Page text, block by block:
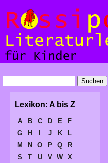
Lexikon: A bis Z
A B C D E
F
G
H J K
L
M
N O P Q
R
S
T U V W
X